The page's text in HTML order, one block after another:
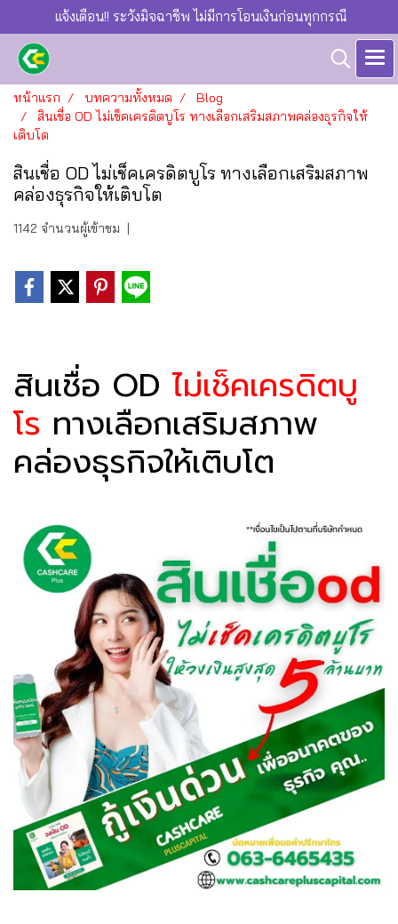
แจ้งเตือน!! ระวังมิจฉาชีพ ไม่มีการโอนเงินก่อนทุกกรณี
หน้าแรก บทความทั้งหมด
Blog
สินเชื่อ OD ไม่เช็คเครดิตบูโร ทางเลือกเสริมสภาพคล่องธุรกิจให้
เติบโต
สินเชื่อ OD ไม่เช็คเครดิตบูโร ทางเลือกเสริมสภาพ
คล่องธุรกิจให้เติบโต
1142 จำนวนผู้เข้าชม |
สินเชื่อ OD ไม่เช็คเครดิตบู
โร ทางเลือกเสริมสภาพ
คล่องธุรกิจให้เติบโต